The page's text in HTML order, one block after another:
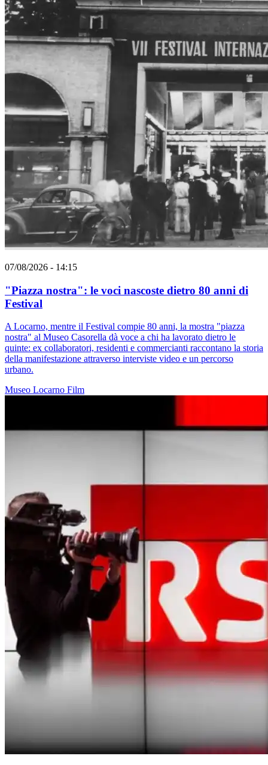
07/08/2026 - 14:15
"Piazza nostra": le voci nascoste dietro 80 anni di
Festival
A Locarno, mentre il Festival compie 80 anni, la mostra "piazza
nostra" al Museo Casorella dà voce a chi ha lavorato dietro le
quinte: ex collaboratori, residenti e commercianti raccontano la storia
della manifestazione attraverso interviste video e un percorso
urbano.
Museo Locarno Film